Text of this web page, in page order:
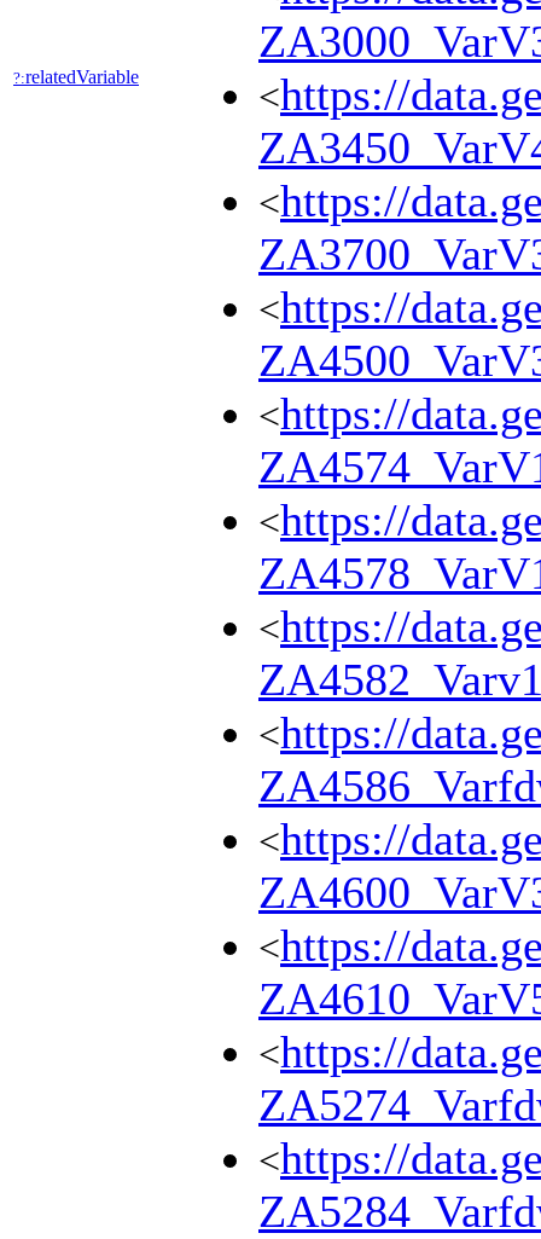
?:relatedVariable <https://
<https://
<https://
<https://
<https://
<https://
<https://
<https://
<https://
<https://
<https://